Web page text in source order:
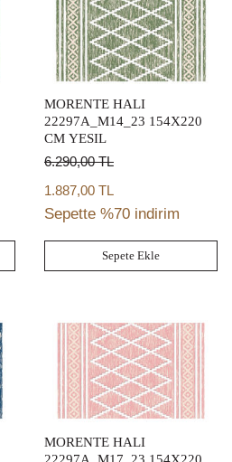
MORENTE HALI
22297A_M14_23 154X220
CM YESIL
6.290,00TL
1.887,00 TL
Sepette %70 indirim
Sepete Ekle
MORENTE HALI